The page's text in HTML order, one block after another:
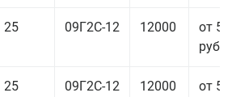
25 09Г2С-12 12000
от
руб.
25 09Г2С-12 12000
от